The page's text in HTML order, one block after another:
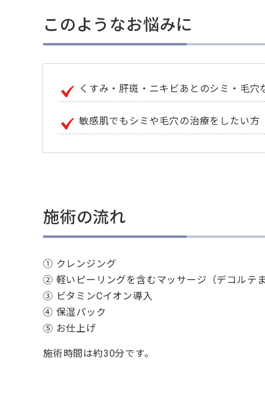
このようなお悩みに
くすみ・肝斑・ニキビあとのシミ・毛穴
敏感肌でもシミや毛穴の治療をしたい方
施術の流れ
① クレンジング
② 軽いピーリングを含むマッサージ（デコルテま
③ ビタミンCイオン導入
④ 保湿パック
⑤ お仕上げ
施術時間は約30分です。